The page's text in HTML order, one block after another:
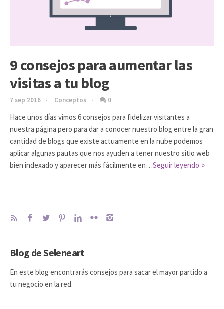
9 consejos para aumentar las
visitas a tu blog
7 sep 2016 Conceptos 0
Hace unos días vimos 6 consejos para fidelizar visitantes a
nuestra página pero para dar a conocer nuestro blog entre la gran
cantidad de blogs que existe actuamente en la nube podemos
aplicar algunas pautas que nos ayuden a tener nuestro sitio web
bien indexado y aparecer más fácilmente en…Seguir leyendo
Blog de Seleneart
En este blog encontrarás consejos para sacar el mayor partido a
tu negocio en la red.